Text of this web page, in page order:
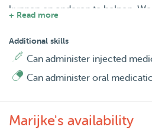
kunnen en anderen te helpen.
bijzonderheden zijn waar we
kunnen/moeten houden om het
maken voor jullie beestje. Stuur
Groetjes Marijke & Bo
+ Read more
Additional skills
Can administer injected
Can administer oral
Marijke's availability